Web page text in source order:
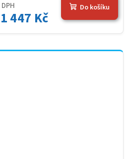
DPH
1 447 Kč
Do košíku